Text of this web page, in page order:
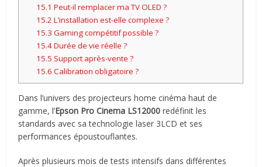
15.1 Peut-il remplacer ma TV OLED ?
15.2 L’installation est-elle complexe ?
15.3 Gaming compétitif possible ?
15.4Durée de vie réelle ?
15.5 Support après-vente ?
15.6 Calibration obligatoire ?
Dans l’univers des projecteurs home cinéma haut de
gamme, l’Epson Pro Cinema LS12000 redéfinit les
standards avec sa technologie laser 3LCD et ses
performances époustouflantes.
Après plusieurs mois de tests intensifs dans différentes